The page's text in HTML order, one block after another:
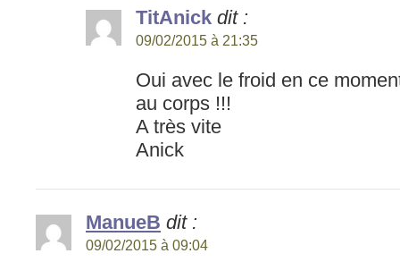
TitAnick dit :
09/02/2015 à 21:35
Oui avec le froid en ce
au corps !!!
A très vite
Anick
ManueB dit :
09/02/2015 à 09:04